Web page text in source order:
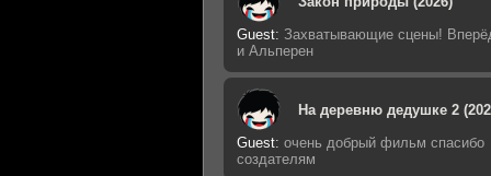
Guest: Захватывающие сцены!
и Альперен
На деревню дедушке 2
Guest: очень добрый фильм спасибо
создателям